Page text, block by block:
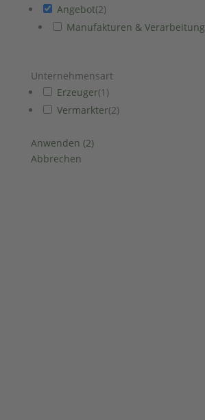
Angebot(2)
Manufakturen & Verarbeitung
Unternehmensart
Erzeuger(1 )
Vermarkter(2)
Anwenden (2)
Abbrechen